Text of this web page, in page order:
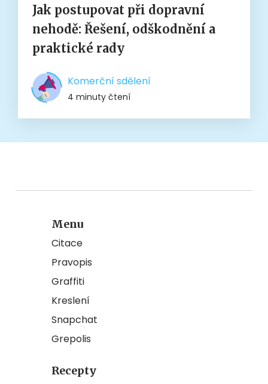
Jak postupovat při dopravní
nehodě: Řešení, odškodnění a
praktické rady
Komerční sdělení
4 minuty čtení
Menu
Citace
Pravopis
Graffiti
Kreslení
Snapchat
Grepolis
Recepty